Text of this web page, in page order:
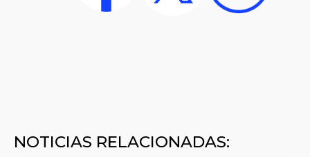
NOTICIAS RELACIONADAS: